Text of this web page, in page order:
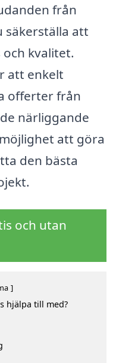
från
säkerställa att
kvalitet.
att enkelt
offerter från
närliggande
att göra
den bästa
och utan
hjälpa till med?